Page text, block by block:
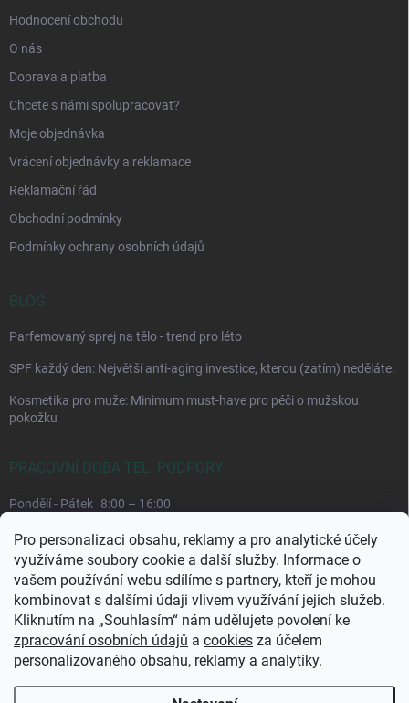
Pro personalizaci obsahu, reklamy a pro analytické účely
využíváme soubory cookie a další služby. Informace o
vašem používání webu sdílíme s partnery, kteří je mohou
kombinovat s dalšími údaji vlivem využívání jejich služeb.
Kliknutím na „Souhlasím“ nám udělujete povolení ke
zpracování osobních údajů a cookies za účelem
personalizovaného obsahu, reklamy a analytiky.
Hodnocení obchodu
O nás
Doprava a platba
Chcete s námi spolupracovat?
Moje objednávka
Vrácení objednávky a reklamace
Reklamační řád
Obchodní podmínky
Podmínky ochrany osobních údajů
BLOG
Parfemovaný sprej na tělo - trend pro léto
SPF každý den: Největší anti-aging investice, kterou (zatím) neděláte.
Kosmetika pro muže: Minimum must-have pro péči o mužskou
pokožku
PRACOVNÍ DOBA TEL. PODPORY
Pondělí - Pátek 8:00 – 16:00
Upřednostňujeme komunikaci e-mailem, požadavek můžeme lépe
dohledat.